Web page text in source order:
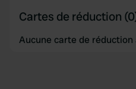
Cartes de réduction
Aucune carte de réduction